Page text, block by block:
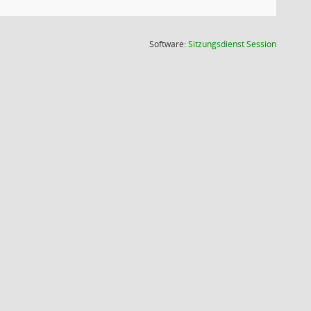
Software:SitzungsdienstSession(Wird in